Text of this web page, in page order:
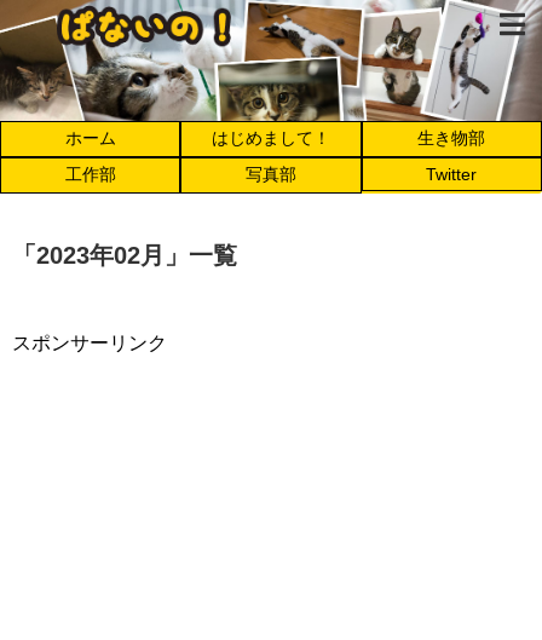
ホーム はじめまして！
生き物部
工作部
写真部 Twitter
「 2023年02月 」 一覧
スポンサーリンク